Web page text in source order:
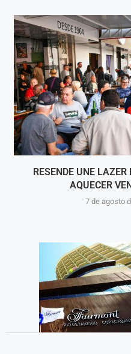
RESENDE UNE
AQUECER
7 de agosto